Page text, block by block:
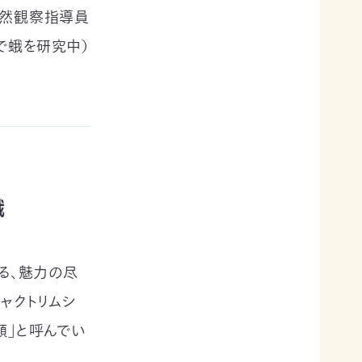
観察指導員
を研究中）
、魅力の尽
クトリムシ
と呼んでい